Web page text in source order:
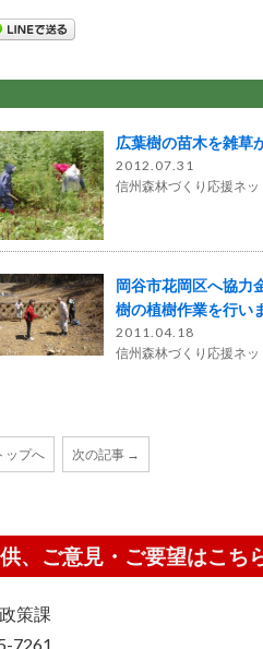
広葉樹の苗木を雑草
2012.07.31
信州森林づくり応援ネッ
岡谷市花岡区へ協力
樹の植樹作業を行い
2011.04.18
信州森林づくり応援ネッ
ップへ 次の記事 →
、ご意見・ご要望はこち
策課
7261